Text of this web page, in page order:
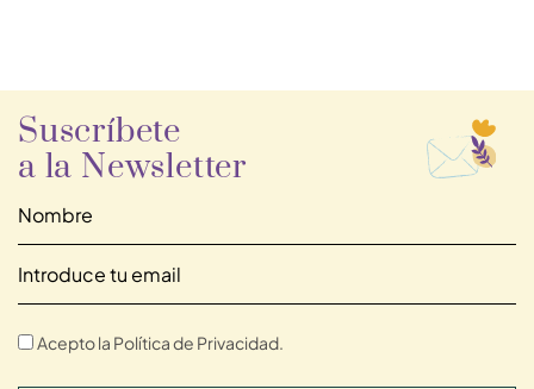
Suscríbete
a la Newsletter
Acepto la Política de Privacidad.